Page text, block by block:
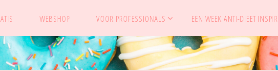
WEBSHOP VOOR PROFESSIONALS EEN WEEK ANTI-DIEET